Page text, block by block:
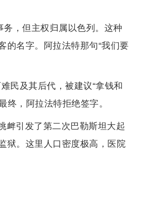
务，但主权归属以色列。这种
的名字。阿拉法特那句“我们要
民及其后代，被建议“拿钱和
终，阿拉法特拒绝签字。
衅引发了第二次巴勒斯坦大起
狱。这里人口密度极高，医院